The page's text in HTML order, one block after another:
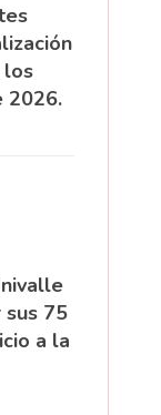
los
2026.
75
a la